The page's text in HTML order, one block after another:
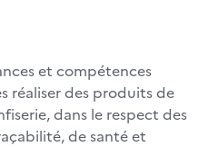
et compétences
réaliser des produits de
dans le respect des
de santé et